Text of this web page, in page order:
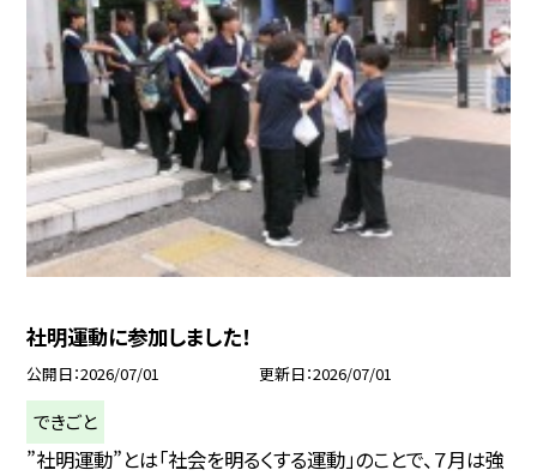
社明運動に参加しました！
公開日 2026/07/01 更新日 2026/07/01
できごと
”社明運動”とは「社会を明るくする運動」のことで、７月は強